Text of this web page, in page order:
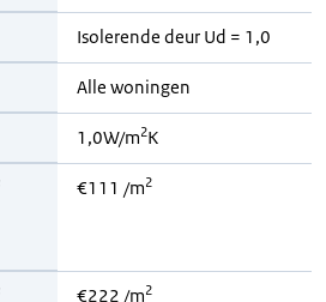
Isolerende deur Ud = 1,0
Alle woningen
1,0W/m2K
€111 /m2
€222 /m2